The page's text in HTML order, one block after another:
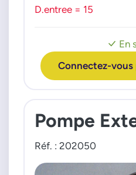
En
Connectez-vous
D.entree = 15
Pompe
Réf. : 202050